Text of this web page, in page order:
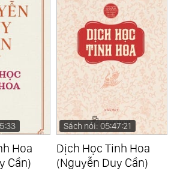
Hoa
Cần)
Sách nói: 04:41:18
Trang Tử Tâm Đắc (Yu
Dan)